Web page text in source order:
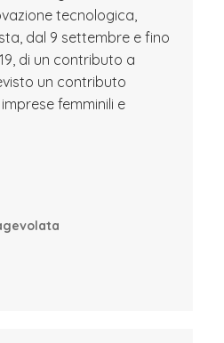
tecnologica,
dal 9 settembre e fino
di un contributo a
un contributo
femminili e